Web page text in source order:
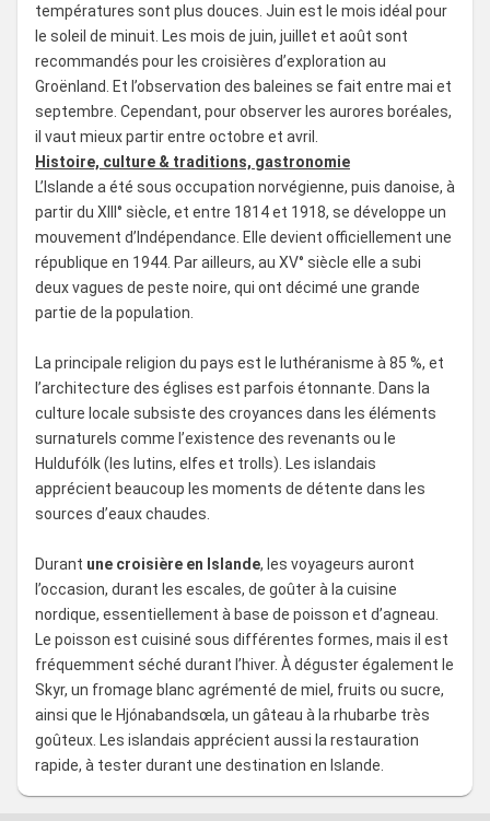
températures sont plus douces. Juin est le mois idéal pour
le soleil de minuit. Les mois de juin, juillet et août sont
recommandés pour les croisières d’exploration au
Groënland. Et l’observation des baleines se fait entre mai et
septembre. Cependant, pour observer les aurores boréales,
il vaut mieux partir entre octobre et avril.
Histoire, culture & traditions, gastronomie
L’Islande a été sous occupation norvégienne, puis danoise, à
partir du XIII° siècle, et entre 1814 et 1918, se développe un
mouvement d’Indépendance. Elle devient officiellement une
république en 1944. Par ailleurs, au XV° siècle elle a subi
deux vagues de peste noire, qui ont décimé une grande
partie de la population.
La principale religion du pays est le luthéranisme à 85 %, et
l’architecture des églises est parfois étonnante. Dans la
culture locale subsiste des croyances dans les éléments
surnaturels comme l’existence des revenants ou le
Huldufólk (les lutins, elfes et trolls). Les islandais
apprécient beaucoup les moments de détente dans les
sources d’eaux chaudes.
Durant une croisière en Islande, les voyageurs auront
l’occasion, durant les escales, de goûter à la cuisine
nordique, essentiellement à base de poisson et d’agneau.
Le poisson est cuisiné sous différentes formes, mais il est
fréquemment séché durant l’hiver. À déguster également le
Skyr, un fromage blanc agrémenté de miel, fruits ou sucre,
ainsi que le Hjónabandsœla, un gâteau à la rhubarbe très
goûteux. Les islandais apprécient aussi la restauration
rapide, à tester durant une destination en Islande.